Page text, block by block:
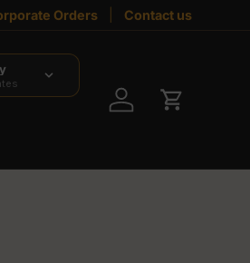
Orders Contact us
Iniciar sesión
Carrito